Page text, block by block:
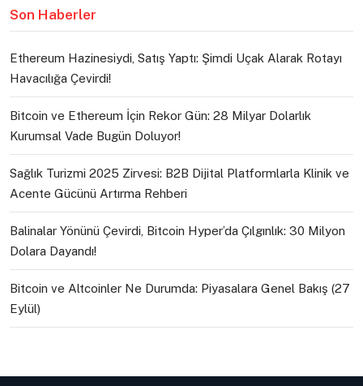
Son Haberler
Ethereum Hazinesiydi, Satış Yaptı: Şimdi Uçak Alarak Rotayı
Havacılığa Çevirdi!
Bitcoin ve Ethereum İçin Rekor Gün: 28 Milyar Dolarlık
Kurumsal Vade Bugün Doluyor!
Sağlık Turizmi 2025 Zirvesi: B2B Dijital Platformlarla Klinik ve
Acente Gücünü Artırma Rehberi
Balinalar Yönünü Çevirdi, Bitcoin Hyper’da Çılgınlık: 30 Milyon
Dolara Dayandı!
Bitcoin ve Altcoinler Ne Durumda: Piyasalara Genel Bakış (27
Eylül)